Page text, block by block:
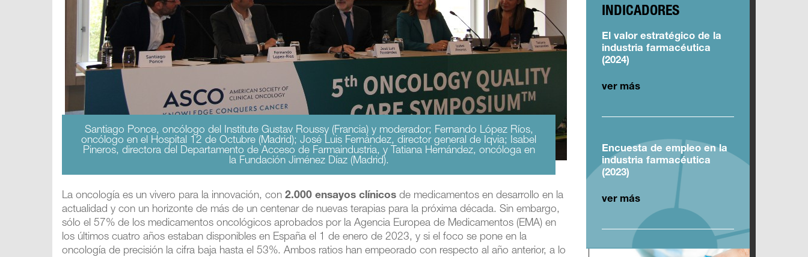
Santiago Ponce, oncólogo del Institute Gustav Roussy (Francia) y moderador; Fernando López Ríos,
oncólogo en el Hospital 12 de Octubre (Madrid); José Luis Fernández, director general de Iqvia; Isabel
Pineros, directora del Departamento de Acceso de Farmaindustria, y Tatiana Hernández, oncóloga en
la Fundación Jiménez Díaz (Madrid).
La oncología es un vivero para la innovación, con2.000 ensayos clínicos de medicamentos en desarrollo en la
actualidad y con un horizonte de más de un centenar de nuevas terapias para la próxima década. Sin embargo,
sólo el 57% de los medicamentos oncológicos aprobados por la Agencia Europea de Medicamentos (EMA) en
los últimos cuatro años estaban disponibles en España el 1 de enero de 2023, y si el foco se pone en la
oncología de precisión la cifra baja hasta el 53%. Ambos ratios han empeorado con respecto al año anterior, a lo
INDICADORES
El valor estratégico de la
industria farmacéutica
(2024)
ver más
Encuesta de empleo en la
industria farmacéutica
(2023)
ver más